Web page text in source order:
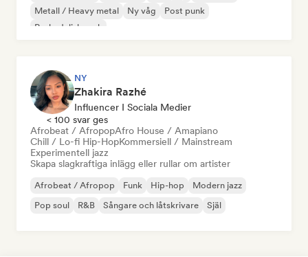
Metall / Heavy metal
Ny våg
Post punk
Psykedelisk rock
NY
Zhakira Razhé
Influencer I Sociala Medier
< 100 svar ges
Afrobeat / AfropopAfro House / Amapiano
Chill / Lo-fi Hip-HopKommersiell / Mainstream
Experimentell jazz
Skapa slagkraftiga inlägg eller rullar om artister
Afrobeat / Afropop Funk Hip-hop
Modern jazz
Pop soul
R&B Sångare och låtskrivare Själ